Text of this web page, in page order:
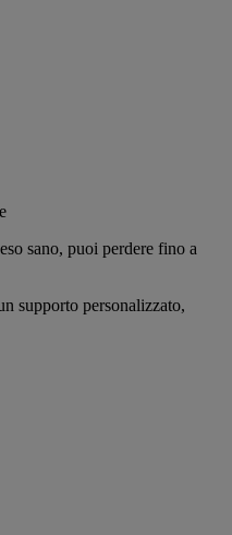
sano, puoi perdere fino a
supporto personalizzato,